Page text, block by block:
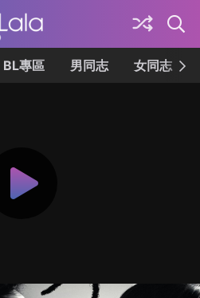
BL專區 男同志 女同志